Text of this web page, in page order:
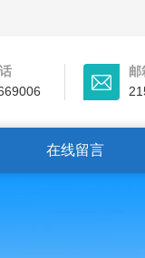
邮
在线留言